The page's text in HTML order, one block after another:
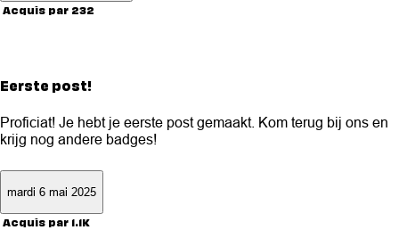
Acquis par 232
Eerste post!
Proficiat! Je hebt je eerste post gemaakt. Kom terug bij ons en
krijg nog andere badges!
mardi 6 mai 2025
Acquis par 1.1K